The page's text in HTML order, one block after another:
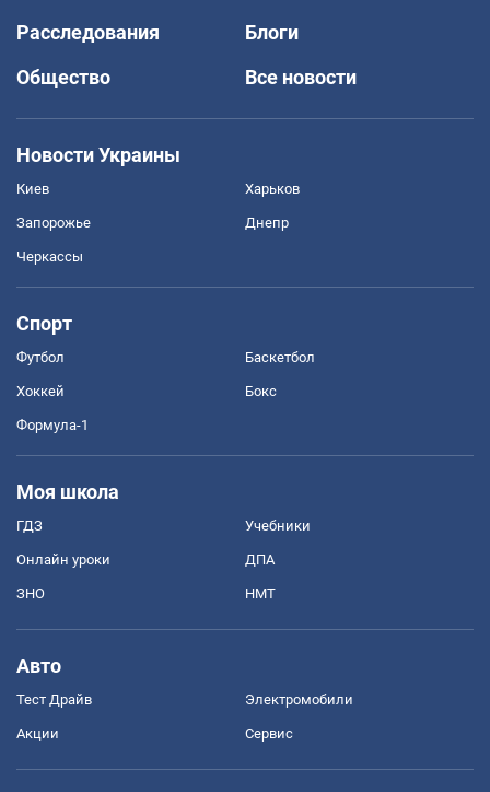
Расследования
Блоги
Общество
Все новости
Новости Украины
Киев Харьков
Запорожье Днепр
Черкассы
Спорт
Футбол Баскетбол
Хоккей Бокс
Формула-1
Моя школа
ГДЗ Учебники
Онлайн уроки ДПА
ЗНО НМТ
Авто
Тест Драйв Электромобили
Акции Сервис